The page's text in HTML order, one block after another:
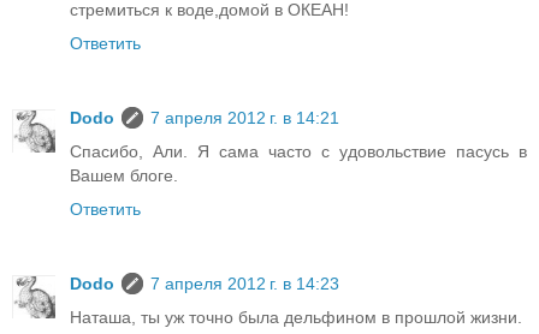
стремиться к воде,домой в ОКЕАН!
Ответить
Dodo
7 апреля 2012 г. в 14:21
Спасибо, Али. Я сама часто с удовольствие пасусь в
Вашем блоге.
Ответить
Dodo
7 апреля 2012 г. в 14:23
Наташа, ты уж точно была дельфином в прошлой жизни.